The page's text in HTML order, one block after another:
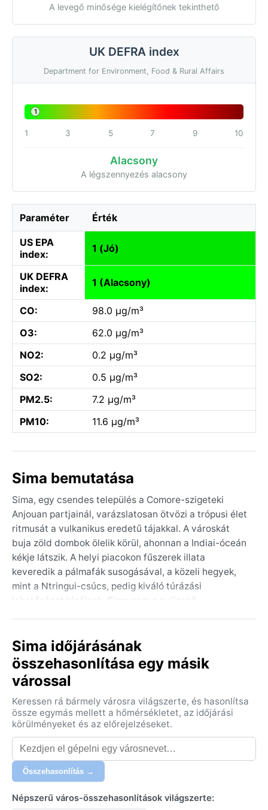
A levegő minősége kielégítőnek tekinthető
UK DEFRA index
Department for Environment, Food & Rural Affairs
1
1 3 5 7 9 10
Alacsony
A légszennyezés alacsony
Paraméter Érték
US EPA
index:
1 (Jó)
UK DEFRA
index:
1 (Alacsony)
CO:
98.0 µg/m³
O3:
62.0 µg/m³
NO2:
0.2 µg/m³
SO2:
0.5 µg/m³
PM2.5:
7.2 µg/m³
PM10:
11.6 µg/m³
Sima bemutatása
Sima, egy csendes település a Comore-szigeteki
Anjouan partjainál, varázslatosan ötvözi a trópusi élet
ritmusát a vulkanikus eredetű tájakkal. A városkát
buja zöld dombok ölelik körül, ahonnan a Indiai-óceán
kékje látszik. A helyi piacokon fűszerek illata
keveredik a pálmafák susogásával, a közeli hegyek,
mint a Ntringui-csúcs, pedig kiváló túrázási
lehetőséget kínálnak. Sima nem a nyüzsgő
határán.
Az éghajlat a trópusi monszun (Am) zónába tartozik,
ami forró, párás időt és markáns évszakos
(decembertől áprilisig) a napi hőmérséklet 25–30 °C
között mozog, a csapadékmennyiség ekkor tetőzik –
gyakoriak a heves, délutáni záporok. A tél (június–
szeptember) némileg hűvösebb és szárazabb, 22–28
°C körüli értékekkel, de a levegő nedvességtartalma
szinte egész évben magas. Utazáskor könnyű,
légáteresztő pamutruházat, esőkabát és vízálló
Sima időjárásának
összehasonlítása egy másik
várossal
Keressen rá bármely városra világszerte, és hasonlítsa
össze egymás mellett a hőmérsékletet, az időjárási
körülményeket és az előrejelzéseket.
Összehasonlítás →
Népszerű város-összehasonlítások világszerte: